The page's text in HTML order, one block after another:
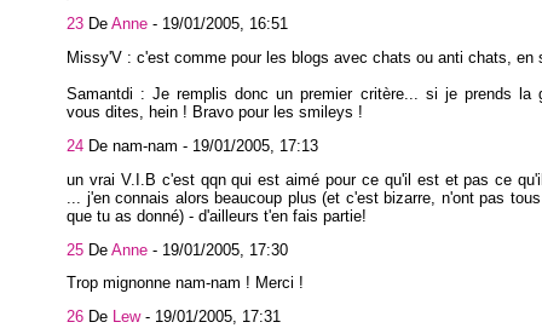
23 De Anne - 19/01/2005, 16:51
Missy'V : c'est comme pour les blogs avec chats ou anti chats, en
Samantdi : Je remplis donc un premier critère... si je prends la
vous dites, hein ! Bravo pour les smileys !
24 De nam-nam - 19/01/2005, 17:13
un vrai V.I.B c'est qqn qui est aimé pour ce qu'il est et pas ce
... j'en connais alors beaucoup plus (et c'est bizarre, n'ont pas
que tu as donné) - d'ailleurs t'en fais partie!
25 De Anne - 19/01/2005, 17:30
Trop mignonne nam-nam ! Merci !
26 De Lew- 19/01/2005, 17:31